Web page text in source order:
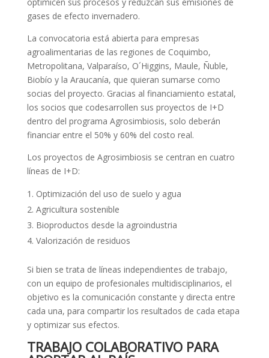
gases de efecto invernadero.
La convocatoria está abierta para empresas
agroalimentarias de las regiones de Coquimbo,
Metropolitana, Valparaíso, O´Higgins, Maule, Ñuble,
Biobío y la Araucanía, que quieran sumarse como
socias del proyecto. Gracias al financiamiento estatal,
los socios que codesarrollen sus proyectos de I+D
dentro del programa Agrosimbiosis, solo deberán
financiar entre el 50% y 60% del costo real.
Los proyectos de Agrosimbiosis se centran en cuatro
líneas de I+D:
Optimización del uso de suelo y agua
Agricultura sostenible
Bioproductos desde la agroindustria
Valorización de residuos
Si bien se trata de líneas independientes de trabajo,
con un equipo de profesionales multidisciplinarios, el
objetivo es la comunicación constante y directa entre
cada una, para compartir los resultados de cada etapa
y optimizar sus efectos.
TRABAJO COLABORATIVO PARA